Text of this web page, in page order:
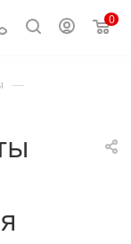
0
—